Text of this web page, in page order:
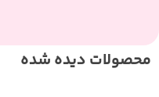
محصولات دیده شده